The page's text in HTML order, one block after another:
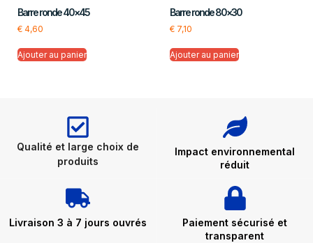
Barre ronde 40×45
€ 4,60
Ajouter au panier
Barre ronde 80×30
€7,10
Ajouter au panier
Qualité et large choix de
produits
Impact environnemental
réduit
Livraison 3 à 7 jours ouvrés
Paiement sécurisé et
transparent